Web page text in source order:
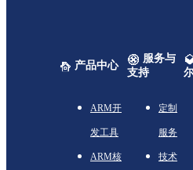
产品中心
服务与
支持
ARM开
发工具
ARM核
定制
服务
技术